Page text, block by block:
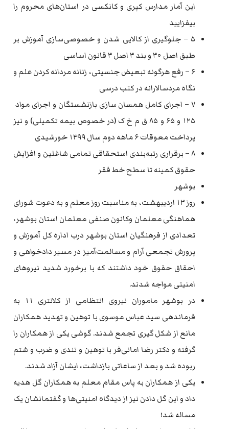
این آمار مدارس کپری و کانکسی در استان‌های محروم را
بیفزایید
۵ – جلوگیری از کالایی شدن و خصوصی‌سازی آموزش بر
طبق اصل ۳۰ و بند ۳ اصل ۳ قانون اساسی
۶ – رفع هرگونه تبعیض جنسیتی، زنانه مردانه کردن علم و
نگاه مردسالارانه در کتب درسی
۷ – اجرای کامل همسان سازی بازنشستگان و اجرای مواد
۱۲۵ و ۶۵ و ۸۵ ق م خ ک (در خصوص بیمه تکمیلی) و نیز
پرداخت معوقات ۶ ماهه دوم سال ۱۳۹۹ خورشیدی
۸ – برقراری رتبه‌بندی استحقاقی تمامی شاغلین و افزایش
حقوق کمینه تا سطح خط فقر
بوشهر
روز ۱۳ اردیبهشت، به مناسبت روز معلم و به دعوت شورای
هماهنگی معلمان وکانون صنفی معلمان استان بوشهر،
تعدادی از فرهنگیان استان بوشهر درب اداره کل آموزش و
پرورش تجمعی آرام و مسالمت‌آمیز در مسیر دادخواهی و
احقاق حقوق خود داشتند که با برخورد شدید نیروهای
امنیتی مواجه شدند.
در بوشهر ماموران نیروی انتظامی از کلانتری ۱۱ به
فرماندهی سید عباس موسوی با توهین و تهدید همکاران
مانع از شکل گیری تجمع شدند. گوشی یکی از همکاران را
گرفته و دکتر رضا امانی‌فر با توهین و تندی و ضرب و شتم
ربوده شد و بعد از ساعاتی بازداشت، ایشان آزاد شدند.
یکی از همکاران به پاس مقام معلم به همکاران گل هدیه
داد و این گل دادن نیز از دیدگاه امنیتی‌ها و گفتمانشان یک
مساله شد!